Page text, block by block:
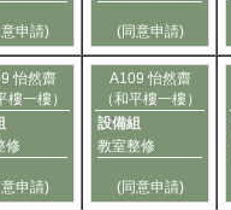
申請) (同意申請)
怡然齋
樓一樓）
修
申請)
A109 怡然齋
（和平樓一樓）
設備組
教室整修
(同意申請)